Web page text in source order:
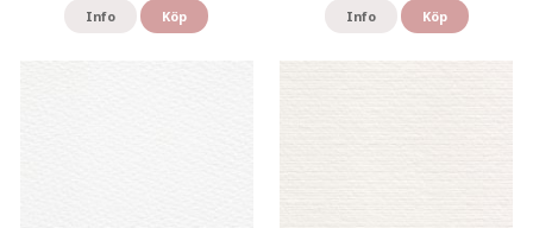
Info Köp Info Köp